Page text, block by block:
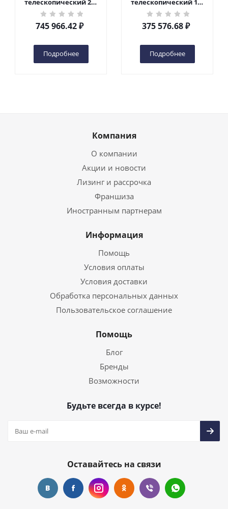
телескопический 200
кг 10 м TOR GTWY10-
200S DC 2-мачтовый
(автономный) (N) в
745 966.42₽
Подробнее
телескопический 125
кг 6 м TOR GTWY6-100
DC 1-мачтовый
(автономный) (G) в
375 576.68₽
Подробнее
Компания
О компании
Акции и новости
Лизинг и рассрочка
Франшиза
Иностранным партнерам
Информация
Помощь
Условия оплаты
Условия доставки
Обработка персональных данных
Пользовательское соглашение
Помощь
Блог
Бренды
Возможности
Будьте всегда в курсе!
Оставайтесь на связи